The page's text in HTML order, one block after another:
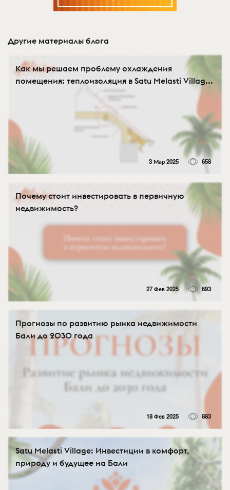
Другие материалы блога
Как мы решаем проблему охлаждения
помещения: теплоизоляция в Satu Melasti Villag...
3 Мар 2025 658
Почему стоит инвестировать в первичную
недвижимость?
27 Фев 2025 693
Прогнозы по развитию рынка недвижимости
Бали до 2030 года
18 Фев 2025 883
Satu Melasti Village: Инвестиции в комфорт,
природу и будущее на Бали